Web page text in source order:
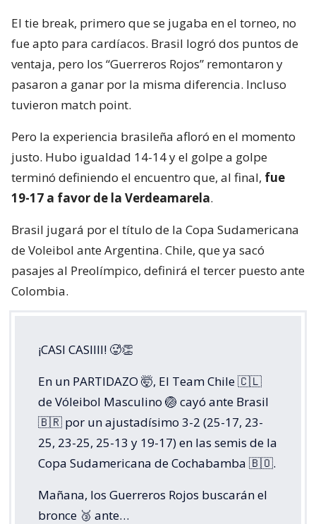
El tie break, primero que se jugaba en el torneo, no
fue apto para cardíacos. Brasil logró dos puntos de
ventaja, pero los “Guerreros Rojos” remontaron y
pasaron a ganar por la misma diferencia. Incluso
tuvieron match point.
Pero la experiencia brasileña afloró en el momento
justo. Hubo igualdad 14-14 y el golpe a golpe
terminó definiendo el encuentro que, al final, fue
19-17 a favor de la Verdeamarela.
Brasil jugará por el título de la Copa Sudamericana
de Voleibol ante Argentina. Chile, que ya sacó
pasajes al Preolímpico, definirá el tercer puesto ante
Colombia.
¡CASI CASIIII! 🥵👏
En un PARTIDAZO 🤯, El Team Chile 🇨🇱
de Vóleibol Masculino 🏐 cayó ante Brasil
🇧🇷 por un ajustadísimo 3-2 (25-17, 23-
25, 23-25, 25-13 y 19-17) en las semis de la
Copa Sudamericana de Cochabamba 🇧🇴.
Mañana, los Guerreros Rojos buscarán el
bronce 🥉 ante…